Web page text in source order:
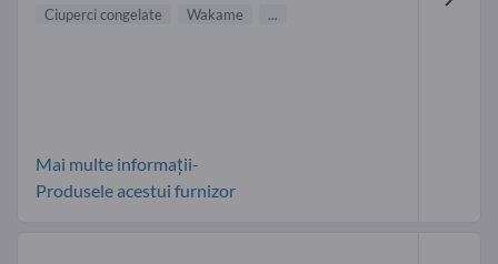
Ciuperci congelate Wakame ...
Mai multe informații-
Produsele acestui furnizor